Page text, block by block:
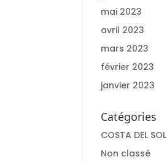
mai 2023
avril 2023
mars 2023
février 2023
janvier 2023
Catégories
COSTA DEL SOL
Non classé